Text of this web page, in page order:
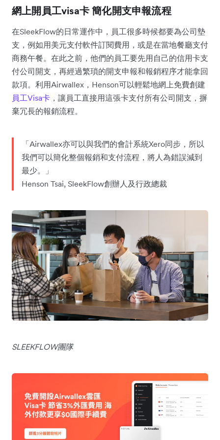
網上開員工visa卡 簡化開支申報流程
在SleekFlow的日常運作中，員工很多時候都要為公司墊
支，例如用美元支付軟件訂閱費用，或是在當地餐廳支付
商務午餐。在此之前，他們的員工要先用自己的信用卡支
付公司開支，再經過繁瑣的開支申報和報銷程序才能拿回
款項。利用Airwallex，Henson可以輕鬆地網上免費創建
員工Visa卡 ，讓員工直接用這張卡支付所有公司開支，摒
棄冗長的報銷流程。
「Airwallex亦可以與我們的會計系統Xero同步，所以
我們可以簡化整個報銷和支付流程，將人為錯誤減到
最少。」
Henson Tsai, SleekFlow創辦人及行政總裁
SLEEKFLOW團隊